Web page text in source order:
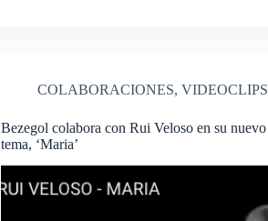
COLABORACIONES,VIDEOCLIPS
Bezegol colabora con Rui Veloso en su nuevo
tema, ‘Maria’